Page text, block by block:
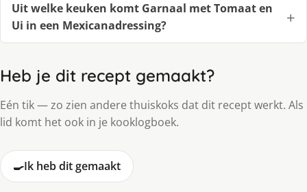
Uit welke keuken komt Garnaal met Tomaat en
Ui in een Mexicanadressing?
Heb je dit recept gemaakt?
Eén tik — zo zien andere thuiskoks dat dit recept werkt. Als
lid komt het ook in je kooklogboek.
🍳Ik heb dit gemaakt